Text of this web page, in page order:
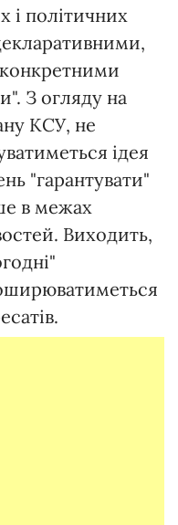
і політичних
конкретними
З огляду на
КСУ, не
ідея
"гарантувати"
в межах
Виходить,